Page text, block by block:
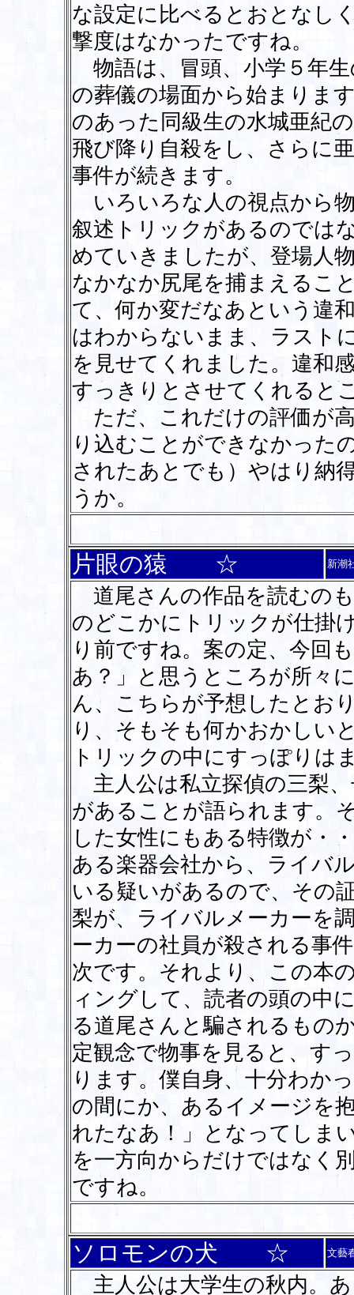
な設定に比べるとおとなし
撃度はなかったですね。
物語は、冒頭、小学５年
の葬儀の場面から始まりま
のあった同級生の水城亜紀
飛び降り自殺をし、さらに
事件が続きます。
いろいろな人の視点から
叙述トリックがあるのでは
めていきましたが、登場人
なかなか尻尾を捕まえるこ
て、何か変だなあという違
はわからないまま、ラスト
を見せてくれました。違和
すっきりとさせてくれると
ただ、これだけの評価が
り込むことができなかった
されたあとでも）やはり納
うか。
片眼の猿 ☆ 新潮
道尾さんの作品を読むの
のどこかにトリックが仕掛
り前ですね。案の定、今回
あ？」と思うところが所々
ん、こちらが予想したとお
り、そもそも何かおかしい
トリックの中にすっぽりは
主人公は私立探偵の三梨
があることが語られます。
した女性にもある特徴が・
ある楽器会社から、ライバ
いる疑いがあるので、その
梨が、ライバルメーカーを
ーカーの社員が殺される事
次です。それより、この本
ィングして、読者の頭の中
る道尾さんと騙されるもの
定観念で物事を見ると、す
ります。僕自身、十分わか
の間にか、あるイメージを
れたなあ！」となってしま
を一方向からだけではなく
ですね。
ソロモンの犬 ☆ 文藝
主人公は大学生の秋内。